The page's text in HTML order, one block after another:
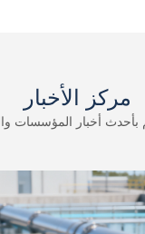
مركز الأخبار
بأحدث أخبار المؤسسات